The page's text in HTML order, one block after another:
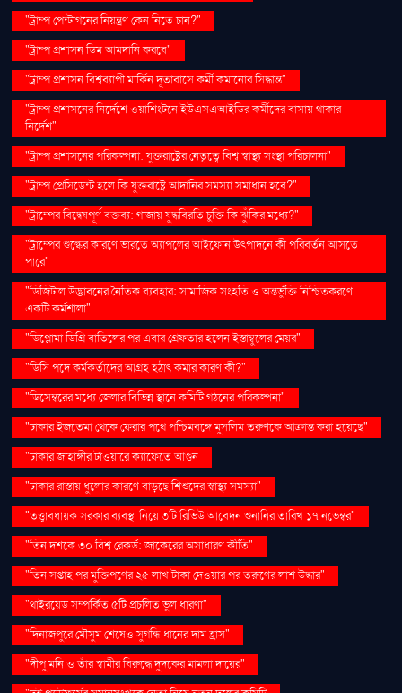
"ট্রাম্প পেন্টাগনের নিয়ন্ত্রণ কেন নিতে চান?"
"ট্রাম্প প্রশাসন ডিম আমদানি করবে"
"ট্রাম্প প্রশাসন বিশ্বব্যাপী মার্কিন দূতাবাসে কর্মী কমানোর সিদ্ধান্ত"
"ট্রাম্প প্রশাসনের নির্দেশে ওয়াশিংটনে ইউএসএআইডির কর্মীদের বাসায় থাকার
নির্দেশ"
"ট্রাম্প প্রশাসনের পরিকল্পনা: যুক্তরাষ্ট্রের নেতৃত্বে বিশ্ব স্বাস্থ্য সংস্থা পরিচালনা"
"ট্রাম্প প্রেসিডেন্ট হলে কি যুক্তরাষ্ট্রে আদানির সমস্যা সমাধান হবে?"
"ট্রাম্পের বিদ্বেষপূর্ণ বক্তব্য: গাজায় যুদ্ধবিরতি চুক্তি কি ঝুঁকির মধ্যে?"
"ট্রাম্পের শুল্কের কারণে ভারতে অ্যাপলের আইফোন উৎপাদনে কী পরিবর্তন আসতে
পারে"
"ডিজিটাল উদ্ভাবনের নৈতিক ব্যবহার: সামাজিক সংহতি ও অন্তর্ভুক্তি নিশ্চিতকরণে
একটি কর্মশালা"
"ডিপ্লোমা ডিগ্রি বাতিলের পর এবার গ্রেফতার হলেন ইস্তাম্বুলের মেয়র"
"ডিসি পদে কর্মকর্তাদের আগ্রহ হঠাৎ কমার কারণ কী?"
"ডিসেম্বরের মধ্যে জেলার বিভিন্ন স্থানে কমিটি গঠনের পরিকল্পনা"
"ঢাকার ইজতেমা থেকে ফেরার পথে পশ্চিমবঙ্গে মুসলিম তরুণকে আক্রান্ত করা হয়েছে"
"ঢাকার জাহাঙ্গীর টাওয়ারে ক্যাফেতে আগুন
"ঢাকার রাস্তায় ধুলোর কারণে বাড়ছে শিশুদের স্বাস্থ্য সমস্যা"
"তত্ত্বাবধায়ক সরকার ব্যবস্থা নিয়ে ৩টি রিভিউ আবেদন শুনানির তারিখ ১৭ নভেম্বর"
"তিন দশকে ৩০ বিশ্ব রেকর্ড: জাকেরের অসাধারণ কীর্তি"
"তিন সপ্তাহ পর মুক্তিপণের ২৫ লাখ টাকা দেওয়ার পর তরুণের লাশ উদ্ধার"
"থাইরয়েড সম্পর্কিত ৫টি প্রচলিত ভুল ধারণা"
"দিনাজপুরে মৌসুম শেষেও সুগন্ধি ধানের দাম হ্রাস"
"দীপু মনি ও তাঁর স্বামীর বিরুদ্ধে দুদকের মামলা দায়ের"